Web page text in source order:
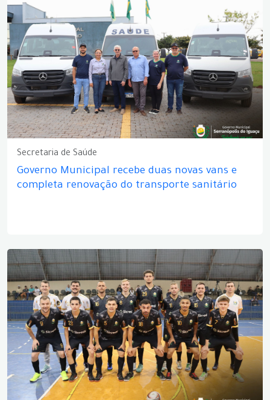
Secretaria de Saúde
Governo Municipal recebe duas novas vans e
completa renovação do transporte sanitário